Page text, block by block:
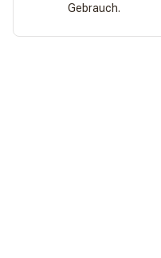
Gebrauch.